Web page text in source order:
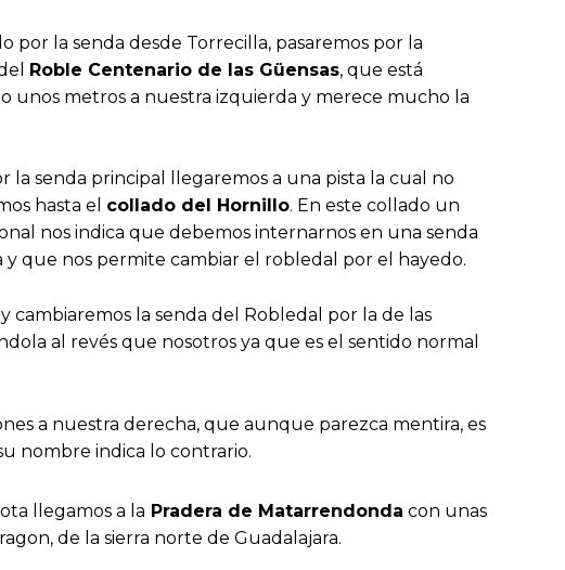
por la senda desde Torrecilla, pasaremos por la
Roble Centenario de las Güensas, que está
unos metros a nuestra izquierda y merece mucho la
la senda principal llegaremos a una pista la cual no
hasta el collado del Hornillo. En este collado un
nos indica que debemos internarnos en una senda
y que nos permite cambiar el robledal por el hayedo.
la senda del Robledal por la de las
al revés que nosotros ya que es el sentido normal
a nuestra derecha, que aunque parezca mentira, es
nombre indica lo contrario.
llegamos a la Pradera de Matarrendonda con unas
de la sierra norte de Guadalajara.